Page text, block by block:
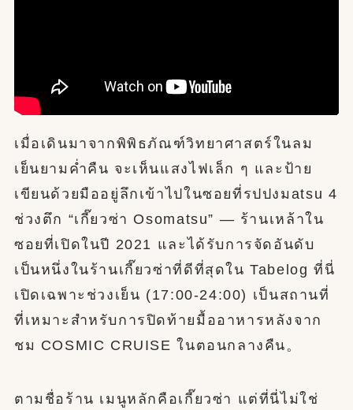
เมื่อเดินมาจากพิพิธภัณฑ์วิทยาศาสตร์ในลม
เย็นยามค่ำคืน จะเห็นแสงไฟเล็ก ๆ และป้าย
เขียนด้วยมืออยู่ลึกเข้าไปในซอยที่รปปงมatsu 4
ช่วงตึก “เกี๊ยวซ่า Osomatsu” — ร้านเหล้าใน
ซอยที่เปิดในปี 2021 และได้รับการจัดอันดับ
เป็นหนึ่งในร้านเกี๊ยวซ่าที่ดีที่สุดใน Tabelog ที่นี่
เปิดเฉพาะช่วงเย็น (17:00-24:00) เป็นสถานที่
ที่เหมาะสำหรับการปิดท้ายมื้ออาหารหลังจาก
ชม COSMIC CRUISE ในตอนกลางคืน。
ตามชื่อร้าน เมนูหลักคือเกี๊ยวซ่า แต่ที่นี่ไม่ใช่